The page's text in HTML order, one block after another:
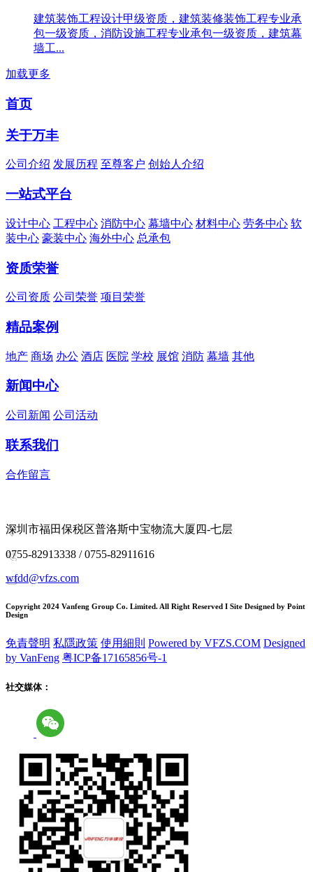
建筑装饰工程设计甲级资质，建筑装修装饰工程专业承
包一级资质，消防设施工程专业承包一级资质，建筑幕
墙工...
加载更多
首页
关于万丰
公司介绍 发展历程 至尊客户 创始人介绍
一站式平台
设计中心 工程中心 消防中心 幕墙中心 材料中心 劳务中心 软
装中心 豪装中心 海外中心 总承包
资质荣誉
公司资质 公司荣誉 项目荣誉
精品案例
地产 商场 办公 酒店 医院 学校 展馆 消防 幕墙 其他
新闻中心
公司新闻 公司活动
联系我们
合作留言
深圳市福田保税区普洛斯中宝物流大厦四-七层
0755-82913338 / 0755-82911616
wfdd@vfzs.com
Copyright 2024 Vanfeng Group Co. Limited. All Right Reserved I Site Designed by Point
Design
免責聲明 私隱政策 使用細則 Powered by VFZS.COM Designed
by VanFeng 粤ICP备17165856号-1
社交媒体：